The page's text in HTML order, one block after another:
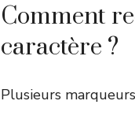
Comment
caractère ?
Plusieurs